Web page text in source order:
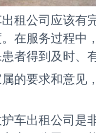
租公司应该有
在服务过程中
者得到及时、
的要求和意见
车出租公司 是